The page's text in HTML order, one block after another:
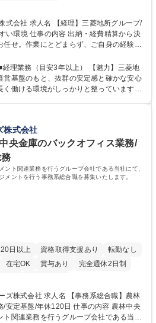
地所グループ/
経費精算から決
せ。作業にとどまらず、ご自身の経験を
るポジションです。 経理業務全般
々の入出金、経費精算業務） ■管理会
期決算、税務全般など） 募集職種
122日/フレックス/働きやすい環境
理業務（目安3年以上） 【魅力】三菱地
営基盤のもと、抜群の安定感と確かな安心
働ける環境がしっかりと整っています。
イベートの時間も十分に確保できるよ
。 「これまでの経理経験を活かしつつ、
方におすすめです。 学歴・資格 学
校 高校 語学力： 資格：日商簿記検定3
株式会社
央金庫のバックオフィス業務/
ント関連業務を行うグループ会社である当社にて、
メントを行う事務系総合職を募集いたします。
日以上 資格取得支援あり
転勤なし
在宅OK 賞与あり
完全週休2日制
事務系総合職】農林
休120日 仕事の内容 農林中央
関連業務を行うグループ会社である当社